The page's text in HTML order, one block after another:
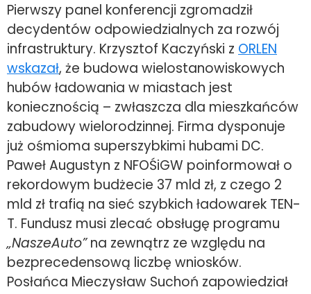
Pierwszy panel konferencji zgromadził
decydentów odpowiedzialnych za rozwój
infrastruktury. Krzysztof Kaczyński z ORLEN
wskazał, że budowa wielostanowiskowych
hubów ładowania w miastach jest
koniecznością – zwłaszcza dla mieszkańców
zabudowy wielorodzinnej. Firma dysponuje
już ośmioma superszybkimi hubami DC.
Paweł Augustyn z NFOŚiGW poinformował o
rekordowym budżecie 37 mld zł, z czego 2
mld zł trafią na sieć szybkich ładowarek TEN-
T. Fundusz musi zlecać obsługę programu
„NaszeAuto”na zewnątrz ze względu na
bezprecedensową liczbę wniosków.
Posłańca Mieczysław Suchoń zapowiedział